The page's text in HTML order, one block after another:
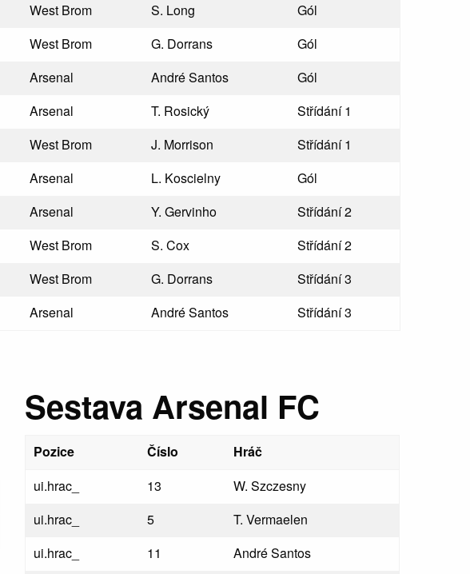
West Brom S. Long
Gól
West Brom G. Dorrans
Gól
Arsenal André Santos
Gól
Arsenal T. Rosický
Střídání 1
West Brom J. Morrison
Střídání 1
Arsenal L. Koscielny
Gól
Arsenal Y. Gervinho
Střídání 2
West Brom S. Cox
Střídání 2
West Brom G. Dorrans
Střídání 3
Arsenal André Santos Střídání 3
Sestava Arsenal FC
Pozice Číslo
Hráč
ui.hrac_
13
W. Szczesny
ui.hrac_
5
T. Vermaelen
ui.hrac_
11
André Santos